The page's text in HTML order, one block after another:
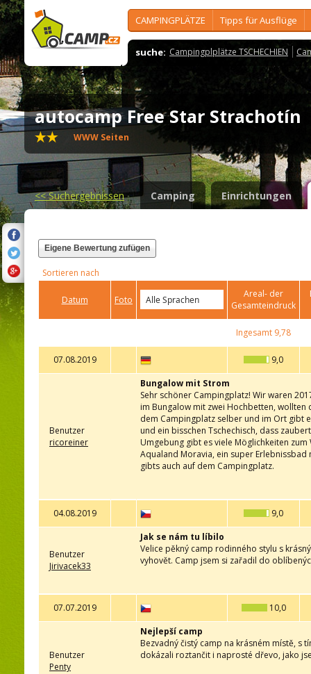
CAMPINGPLÄTZE Tipps für Ausflüge
suche: Campingplplätze TSCHECHIEN
autocamp Free Star Strachotín
WWW Seiten
<<Suchergebnissen Camping Einrichtungen
Eigene Bewertung zufügen
Sortieren nach
Datum Foto
Areal- der
Gesamteindruck
Ingesamt 9,78
07.08.2019 9,0
Benutzer
ricoreiner
Bungalow mit Strom
Sehr schöner Campingplatz! Wir waren
im Bungalow mit zwei Hochbetten,
dem Campingplatz selber und im Ort gibt
und ein bisschen Tschechisch, dass
Umgebung gibt es viele Möglichkeiten
Aqualand Moravia, ein super Erlebnissbad
gibts auch auf dem Campingplatz.
04.08.2019 9,0
Benutzer
Jirivacek33
Jak se nám tu líbilo
Velice pěkný camp rodinného stylu s
vyhovět. Camp jsem si zařadil do
07.07.2019 10,0
Benutzer
Penty
Nejlepší camp
Bezvadný čistý camp na krásném místě, s
dokázali roztančit i naprosté dřevo, jako